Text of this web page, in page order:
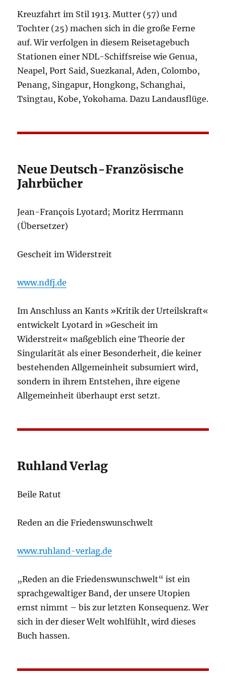
Kreuzfahrt im Stil 1913. Mutter (57) und
Tochter (25) machen sich in die große Ferne
auf. Wir verfolgen in diesem Reisetagebuch
Stationen einer NDL-Schiffsreise wie Genua,
Neapel, Port Said, Suezkanal, Aden, Colombo,
Penang, Singapur, Hongkong, Schanghai,
Tsingtau, Kobe, Yokohama. Dazu Landausflüge.
Neue Deutsch-Französische
Jahrbücher
Jean-François Lyotard; Moritz Herrmann
(Übersetzer)
Gescheit im Widerstreit
www.ndfj.de
Im Anschluss an Kants »Kritik der Urteilskraft«
entwickelt Lyotard in »Gescheit im
Widerstreit« maßgeblich eine Theorie der
Singularität als einer Besonderheit, die keiner
bestehenden Allgemeinheit subsumiert wird,
sondern in ihrem Entstehen, ihre eigene
Allgemeinheit überhaupt erst setzt.
Ruhland Verlag
Beile Ratut
Reden an die Friedenswunschwelt
www.ruhland-verlag.de
„Reden an die Friedenswunschwelt“ ist ein
sprachgewaltiger Band, der unsere Utopien
ernst nimmt – bis zur letzten Konsequenz. Wer
sich in der dieser Welt wohlfühlt, wird dieses
Buch hassen.